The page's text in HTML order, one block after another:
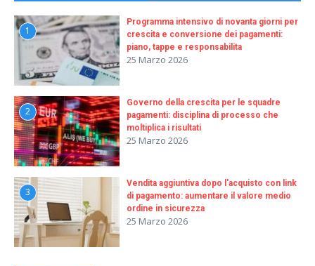
1
Programma intensivo di novanta giorni per
crescita e conversione dei pagamenti:
piano, tappe e responsabilita
25 Marzo 2026
2
Governo della crescita per le squadre
pagamenti: disciplina di processo che
moltiplica i risultati
25 Marzo 2026
3
Vendita aggiuntiva dopo l'acquisto con link
di pagamento: aumentare il valore medio
ordine in sicurezza
25 Marzo 2026